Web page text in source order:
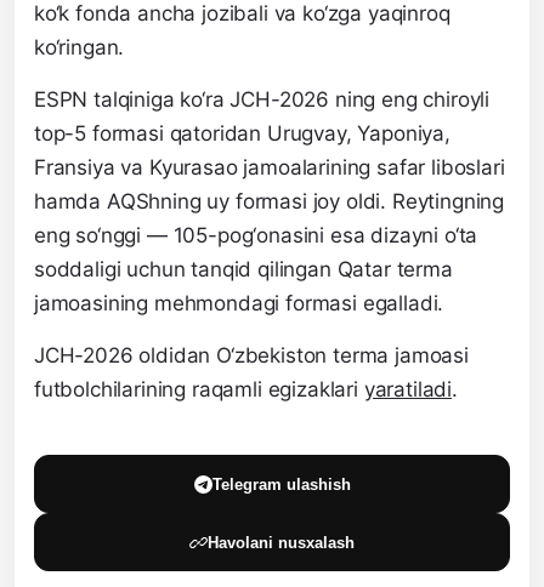
ko‘k fonda ancha jozibali va ko‘zga yaqinroq
ko‘ringan.
ESPN talqiniga ko‘ra JCH-2026 ning eng chiroyli
top-5 formasi qatoridan Urugvay, Yaponiya,
Fransiya va Kyurasao jamoalarining safar liboslari
hamda AQShning uy formasi joy oldi. Reytingning
eng so‘nggi — 105-pog‘onasini esa dizayni o‘ta
soddaligi uchun tanqid qilingan Qatar terma
jamoasining mehmondagi formasi egalladi.
JCH-2026 oldidan O‘zbekiston terma jamoasi
futbolchilarining raqamli egizaklari yaratiladi.
Telegram ulashish
Havolani nusxalash